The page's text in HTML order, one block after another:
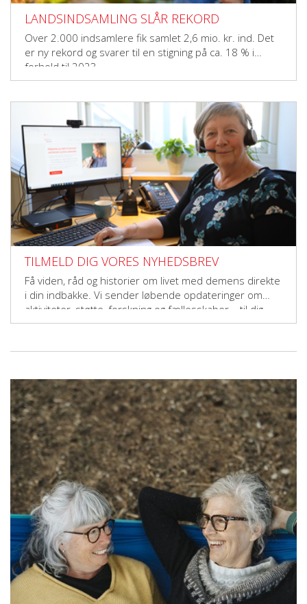
LANDSINDSAMLING SLÅR REKORD
Over 2.000 indsamlere fik samlet 2,6 mio. kr. ind. Det
er ny rekord og svarer til en stigning på ca. 18 % i
forhold til 2023.
TILMELD DIG VORES NYHEDSBREV
Få viden, råd og historier om livet med demens direkte
i din indbakke. Vi sender løbende opdateringer om
aktiviteter, støtte, forskning og fællesskaber – til dig,
der vil gøre en forskel.